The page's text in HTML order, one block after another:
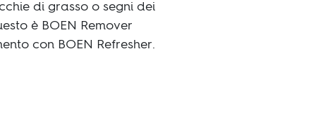
di grasso o segni dei
è BOEN Remover
con BOEN Refresher.